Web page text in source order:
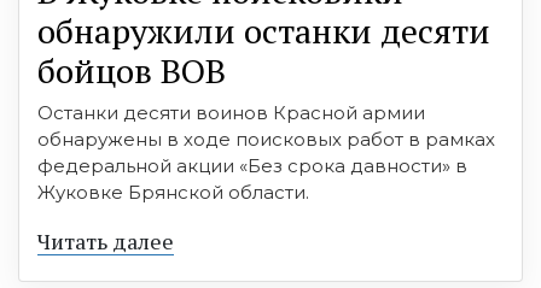
обнаружили останки десяти
бойцов ВОВ
Останки десяти воинов Красной армии
обнаружены в ходе поисковых работ в рамках
федеральной акции «Без срока давности» в
Жуковке Брянской области.
Читать далее